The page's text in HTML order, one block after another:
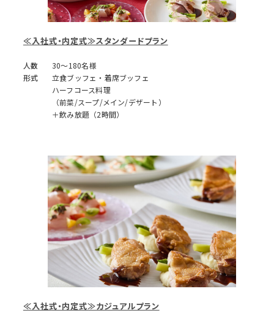
≪入社式・内定式≫スタンダードプラン
人数
30～180名様
形式
立食ブッフェ・着席ブッフェ
ハーフコース料理
（前菜/スープ/メイン/デザート）
＋飲み放題（2時間）
≪入社式・内定式≫カジュアルプラン